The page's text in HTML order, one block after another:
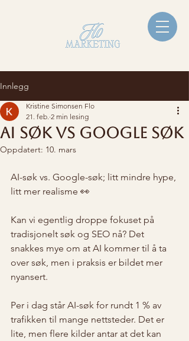
Innlegg
Ai søk vs Google søk
Kristine Simonsen Flo
21. feb. 2 min lesing
Oppdatert: 10. mars
AI-søk vs. Google-søk; litt mindre hype,
litt mer realisme 👀
Kan vi egentlig droppe fokuset på
tradisjonelt søk og SEO nå? Det
snakkes mye om at AI kommer til å ta
over søk, men i praksis er bildet mer
nyansert.
Per i dag står AI-søk for rundt 1 % av
trafikken til mange nettsteder. Det er
lite, men flere kilder antar at det kan